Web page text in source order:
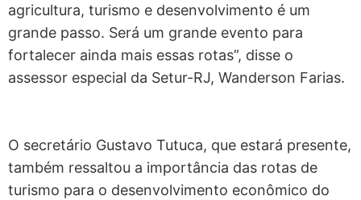
agricultura, turismo e desenvolvimento é um
grande passo. Será um grande evento para
fortalecer ainda mais essas rotas”, disse o
assessor especial da Setur-RJ, Wanderson Farias.
O secretário Gustavo Tutuca, que estará presente,
também ressaltou a importância das rotas de
turismo para o desenvolvimento econômico do